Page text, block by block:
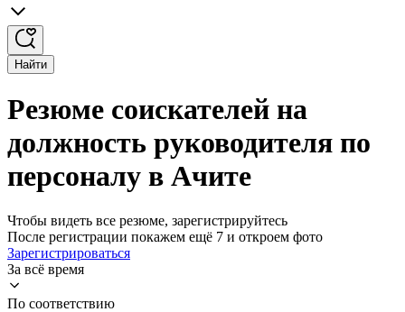
Найти
Резюме соискателей на
должность руководителя по
персоналу в Ачите
Чтобы видеть все резюме, зарегистрируйтесь
После регистрации покажем ещё 7 и откроем фото
Зарегистрироваться
За всё время
По соответствию